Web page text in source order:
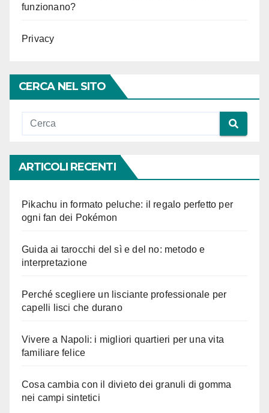
funzionano?
Privacy
CERCA NEL SITO
ARTICOLI RECENTI
Pikachu in formato peluche: il regalo perfetto per
ogni fan dei Pokémon
Guida ai tarocchi del sì e del no: metodo e
interpretazione
Perché scegliere un lisciante professionale per
capelli lisci che durano
Vivere a Napoli: i migliori quartieri per una vita
familiare felice
Cosa cambia con il divieto dei granuli di gomma
nei campi sintetici